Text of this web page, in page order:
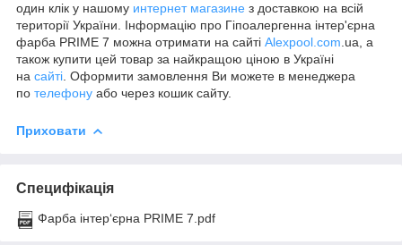
один клік у нашому интернет магазине з доставкою на всій
території України. Інформацію про Гіпоалергенна інтер'єрна
фарба PRIME 7 можна отримати на сайті Alexpool.com .ua, а
також купити цей товар за найкращою ціною в Україні
на сайті . Оформити замовлення Ви можете в менеджера
по телефону або через кошик сайту.
Приховати
Специфікація
Фарба інтер‘єрна PRIME 7.pdf